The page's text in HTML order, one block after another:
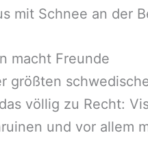
mit Schnee an der
macht Freunde
größten
völlig zu Recht:
und vor allem